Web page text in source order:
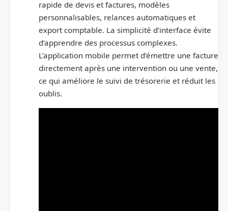
rapide de devis et factures, modèles
personnalisables, relances automatiques et
export comptable. La simplicité d’interface évite
d’apprendre des processus complexes.
L’application mobile permet d’émettre une facture
directement après une intervention ou une vente,
ce qui améliore le suivi de trésorerie et réduit les
oublis.